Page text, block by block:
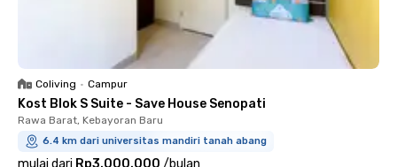
Coliving • Campur
Kost Blok S Suite - Save House Senopati
Rawa Barat, Kebayoran Baru
6.4 km dari universitas mandiri tanah abang
mulai dari Rp3.000.000 /bulan